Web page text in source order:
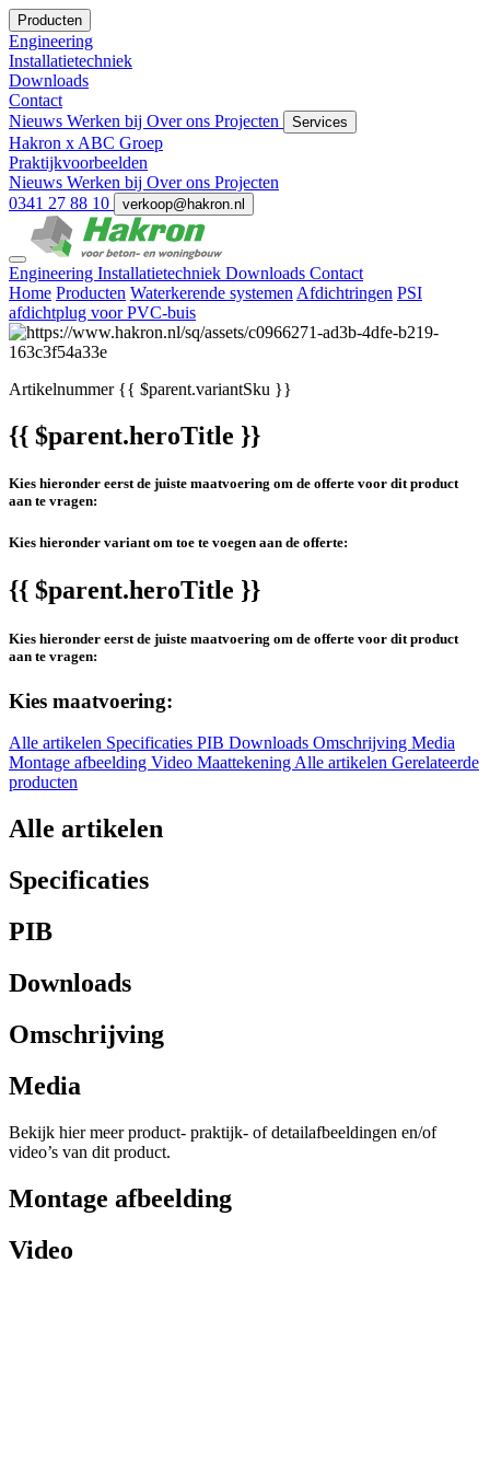
Producten
Engineering
Installatietechniek
Downloads
Contact
Nieuws Werken bij Over ons Projecten Services
Hakron x ABC Groep
Praktijkvoorbeelden
Nieuws Werken bij Over ons Projecten
0341 27 88 10
verkoop@hakron.nl
Engineering Installatietechniek Downloads Contact
Home Producten Waterkerende systemen Afdichtringen PSI
afdichtplug voor PVC-buis
Artikelnummer{{ $parent.variantSku }}
{{ $parent.heroTitle }}
Kies hieronder eerst de juiste maatvoering om de offerte voor dit product
aan te vragen:
Kies hieronder variant om toe te voegen aan de offerte:
{{ $parent.heroTitle }}
Kies hieronder eerst de juiste maatvoering om de offerte voor dit product
aan te vragen:
Kies maatvoering:
Alle artikelen Specificaties PIB Downloads Omschrijving Media
Montage afbeelding Video MaattekeningAlle artikelen Gerelateerde
producten
Alle artikelen
Specificaties
PIB
Downloads
Omschrijving
Media
Bekijk hier meer product- praktijk- of detailafbeeldingen en/of
video’s van dit product.
Montage afbeelding
Video